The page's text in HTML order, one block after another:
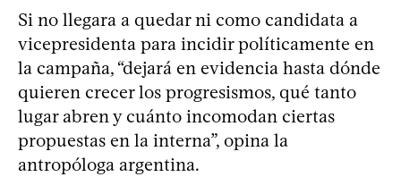
Si no llegara a quedar ni como candidata a
vicepresidenta para incidir políticamente en
la campaña, “dejará en evidencia hasta dónde
quieren crecer los progresismos, qué tanto
lugar abren y cuánto incomodan ciertas
propuestas en la interna”, opina la
antropóloga argentina.